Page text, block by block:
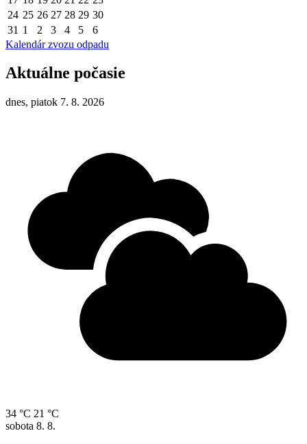
24 25 26 27 28 29 30
31 1 2 3 4 5
6
Kalendár zvozu odpadu
Aktuálne počasie
dnes, piatok 7. 8. 2026
34 °C 21 °C
sobota 8. 8.